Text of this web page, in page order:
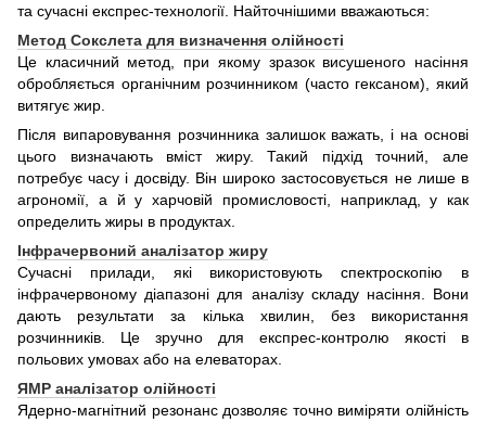
та сучасні експрес-технології. Найточнішими вважаються:
Метод Сокслета для визначення олійності
Це класичний метод, при якому зразок висушеного насіння
обробляється органічним розчинником (часто гексаном), який
витягує жир.
Після випаровування розчинника залишок важать, і на основі
цього визначають вміст жиру. Такий підхід точний, але
потребує часу і досвіду. Він широко застосовується не лише в
агрономії, а й у харчовій промисловості, наприклад, у как
определить жиры в продуктах.
Інфрачервоний аналізатор жиру
Сучасні прилади, які використовують спектроскопію в
інфрачервоному діапазоні для аналізу складу насіння. Вони
дають результати за кілька хвилин, без використання
розчинників. Це зручно для експрес-контролю якості в
польових умовах або на елеваторах.
ЯМР аналізатор олійності
Ядерно-магнітний резонанс дозволяє точно виміряти олійність